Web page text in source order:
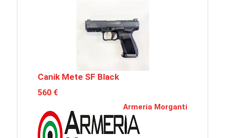
Canik Mete SF Black
560 €
Armeria Morganti